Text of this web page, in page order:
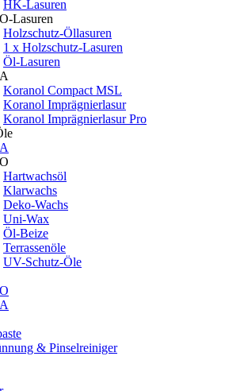
HK-Lasuren
Lasuren
Holzschutz-Öllasuren
1 x Holzschutz-Lasuren
Öl-Lasuren
Koranol Compact MSL
Koranol Imprägnierlasur
Koranol Imprägnierlasur Pro
Hartwachsöl
Klarwachs
Deko-Wachs
Uni-Wax
Öl-Beize
Terrassenöle
UV-Schutz-Öle
& Pinselreiniger